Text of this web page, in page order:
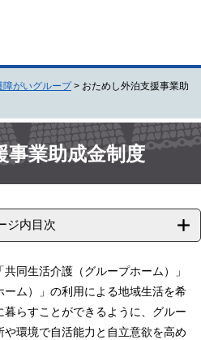
障がいグループ > おためし外泊支援事業助
事業助成金制度
ジ内目次
同生活介護（グループホーム）」
ム）」の利用による地域生活を希
らすことができるように、グルー
環境で自活能力と自立意欲を高め